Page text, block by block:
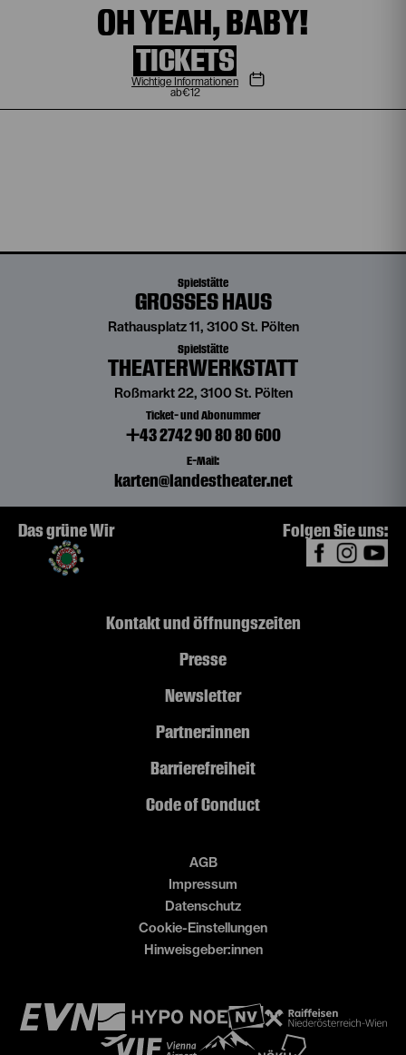
OH YEAH, BABY!
TICKETS
€12
Wichtige Informationen
Spielstätte
GROSSES HAUS
Rathausplatz 11, 3100 St. Pölten
Spielstätte
THEATERWERKSTATT
Roßmarkt 22, 3100 St. Pölten
Ticket- und Abonummer
+43 2742 90 80 80 600
E-Mail:
karten@landestheater.net
Das grüne Wir Folgen Sie uns:
Kontakt und Öffnungszeiten
Presse
Newsletter
Partner:innen
Barrierefreiheit
Code of Conduct
AGB
Impressum
Datenschutz
Cookie-Einstellungen
Hinweisgeber:innen